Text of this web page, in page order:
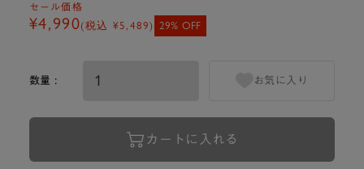
セール価格
¥4,990(税込 ¥5,489) 29% OFF
数量 :
カートに入れる
お気に入り